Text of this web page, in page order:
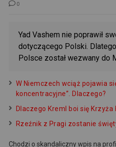
0
Yad Vashem nie poprawił
dotyczącego Polski.
Polsce został wezwany do
W Niemczech wciąż pojawia
koncentracyjne”. Dlaczego?
Dlaczego Kreml boi się
Rzeźnik z Pragi zostanie
Chodzi o skandaliczny wpis na